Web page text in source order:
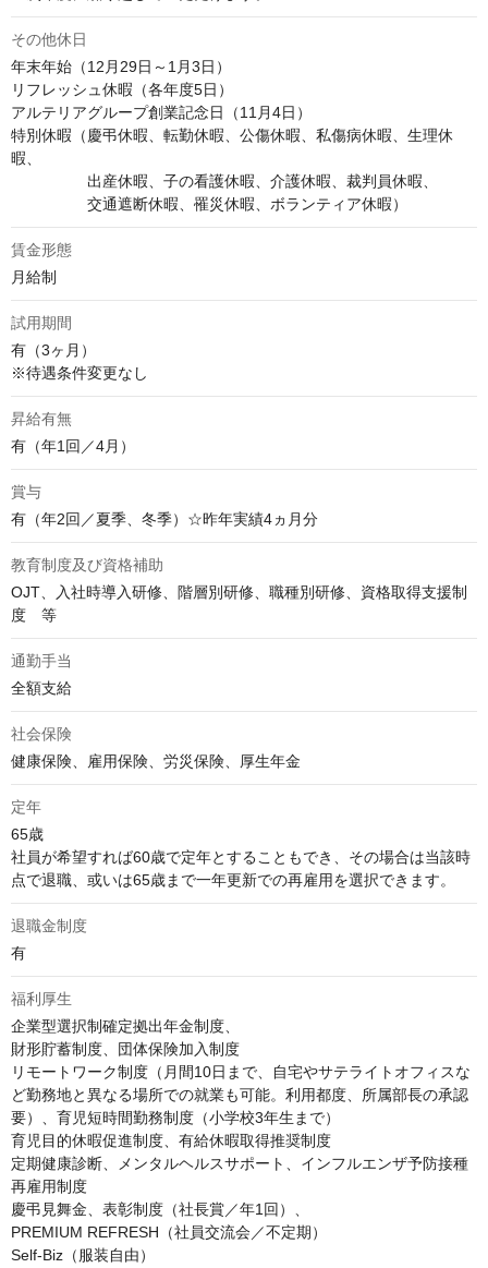
その他休日
年末年始（12月29日～1月3日）
リフレッシュ休暇（各年度5日）
アルテリアグループ創業記念日（11月4日）
特別休暇（慶弔休暇、転勤休暇、公傷休暇、私傷病休暇、生理休
暇、
出産休暇、子の看護休暇、介護休暇、裁判員休暇、
交通遮断休暇、罹災休暇、ボランティア休暇）
賃金形態
月給制
試用期間
有（3ヶ月）
※待遇条件変更なし
昇給有無
有（年1回／4月）
賞与
有（年2回／夏季、冬季）☆昨年実績4ヵ月分
教育制度及び資格補助
OJT、入社時導入研修、階層別研修、職種別研修、資格取得支援制
度　等
通勤手当
全額支給
社会保険
健康保険、雇用保険、労災保険、厚生年金
定年
65歳
社員が希望すれば60歳で定年とすることもでき、その場合は当該時
点で退職、或いは65歳まで一年更新での再雇用を選択できます。
退職金制度
有
福利厚生
企業型選択制確定拠出年金制度、
財形貯蓄制度、団体保険加入制度
リモートワーク制度（月間10日まで、自宅やサテライトオフィスな
ど勤務地と異なる場所での就業も可能。利用都度、所属部長の承認
要）、育児短時間勤務制度（小学校3年生まで）
育児目的休暇促進制度、有給休暇取得推奨制度
定期健康診断、メンタルヘルスサポート、インフルエンザ予防接種
再雇用制度
慶弔見舞金、表彰制度（社長賞／年1回）、
PREMIUM REFRESH（社員交流会／不定期）
Self-Biz（服装自由）